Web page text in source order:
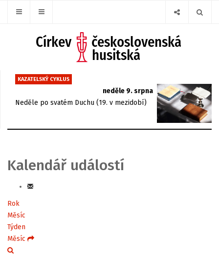
KAZATELSKÝ CYKLUS
neděle 9. srpna
Neděle po svatém Duchu (19. v mezidobí)
Kalendář událostí
Rok
Měsíc
Týden
Měsíc